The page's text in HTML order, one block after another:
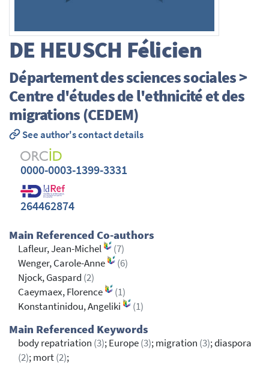
DE HEUSCH Félicien
Département des sciences sociales >
Centre d'études de l'ethnicité et des
migrations (CEDEM)
See author's contact details
0000-0003-1399-3331
264462874
Main Referenced Co-authors
Lafleur, Jean-Michel
(7)
Wenger, Carole-Anne
(6)
Njock, Gaspard (2)
Caeymaex, Florence
(1)
Konstantinidou, Angeliki
(1)
Main Referenced Keywords
body repatriation (3); Europe(3); migration (3); diaspora
(2); mort(2);